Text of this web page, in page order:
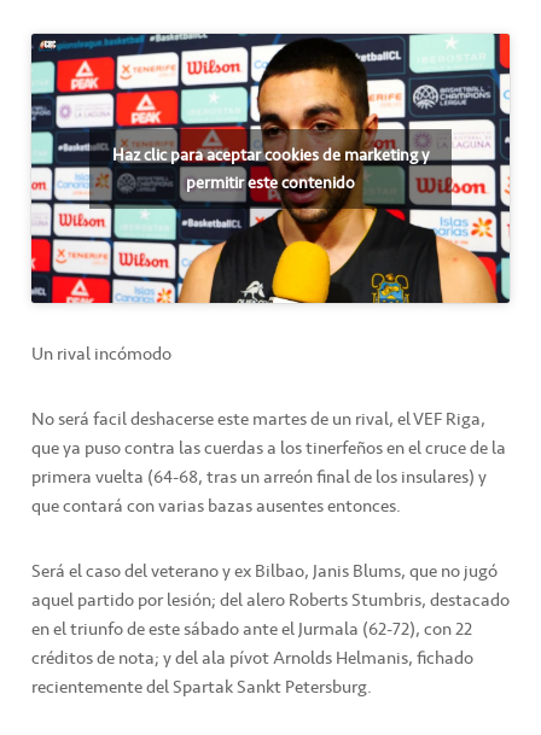
Haz clic para aceptar cookies de marketing y
permitir este contenido
Un rival incómodo
No será facil deshacerse este martes de un rival, el VEF Riga,
que ya puso contra las cuerdas a los tinerfeños en el cruce de la
primera vuelta (64-68, tras un arreón final de los insulares) y
que contará con varias bazas ausentes entonces.
Será el caso del veterano y ex Bilbao, Janis Blums, que no jugó
aquel partido por lesión; del alero Roberts Stumbris, destacado
en el triunfo de este sábado ante el Jurmala (62-72), con 22
créditos de nota; y del ala pívot Arnolds Helmanis, fichado
recientemente del Spartak Sankt Petersburg.